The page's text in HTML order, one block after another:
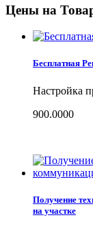
Цены на
Бесплатная
Настройка
900.0000
Получение
на участке